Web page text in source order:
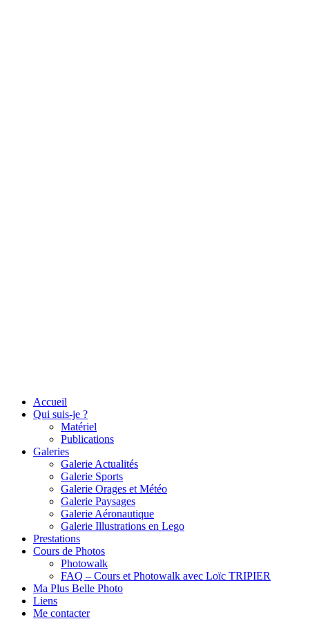
Accueil
Qui suis-je ?
Matériel
Publications
Galeries
Galerie Actualités
Galerie Sports
Galerie Orages et Météo
Galerie Paysages
Galerie Aéronautique
Galerie Illustrations en Lego
Prestations
Cours de Photos
Photowalk
FAQ – Cours et Photowalk avec Loïc TRIPIER
Ma Plus Belle Photo
Liens
Me contacter